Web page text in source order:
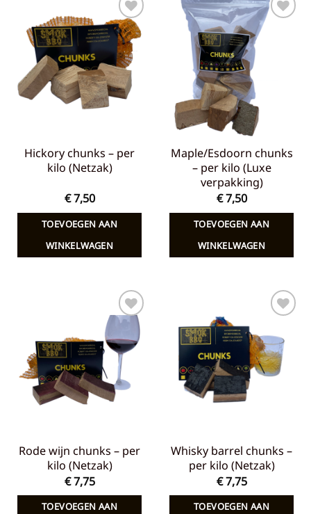
Toevoegen
aan
verlanglijst
Hickory chunks – per
kilo (Netzak)
€7,50
TOEVOEGEN AAN
WINKELWAGEN
Toevoegen
verlanglijst
Maple/Esdoorn chunks
– per kilo (Luxe
verpakking)
€7,50
TOEVOEGEN AAN
WINKELWAGEN
Toevoegen
aan
verlanglijst
Rode wijn chunks – per
kilo (Netzak)
€7,75
TOEVOEGEN AAN
Toevoegen
aan
verlanglijst
Whisky barrel chunks –
per kilo (Netzak)
€7,75
TOEVOEGEN AAN